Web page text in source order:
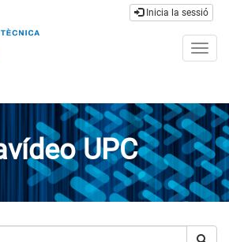
Inicia la sessió
UPC